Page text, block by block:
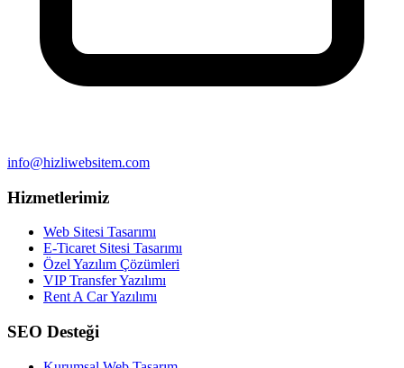
info@hizliwebsitem.com
Hizmetlerimiz
Web Sitesi Tasarımı
E-Ticaret Sitesi Tasarımı
Özel Yazılım Çözümleri
VIP Transfer Yazılımı
Rent A Car Yazılımı
SEO Desteği